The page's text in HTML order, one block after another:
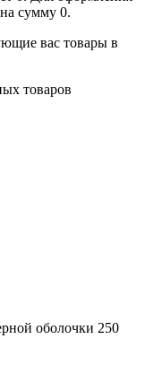
сумму 0.
вас товары в
товаров
оболочки 250